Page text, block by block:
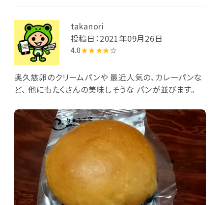
takanori
投稿日：2021年09月26日
4.0★★★★☆
奥久慈卵のクリームパンや 最近人気の、カレーパンな
ど、 他にもたくさんの美味しそうな パンが並びます。